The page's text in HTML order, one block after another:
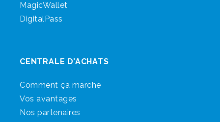
MagicWallet
DigitalPass
CENTRALE D’ACHATS
Comment ça marche
Vos avantages
Nos partenaires